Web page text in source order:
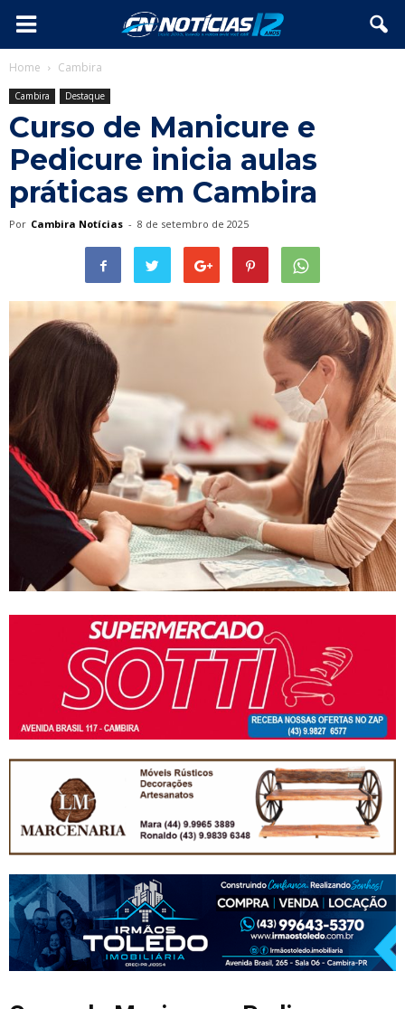
Home Cambira
Cambira Destaque
Curso de Manicure e
Pedicure inicia aulas
práticas em Cambira
Por Cambira Notícias - 8 de setembro de 2025